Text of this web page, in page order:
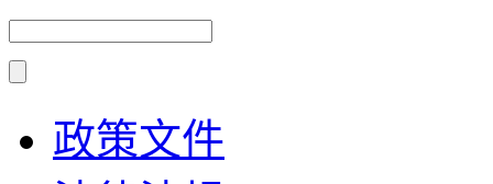
政策文件